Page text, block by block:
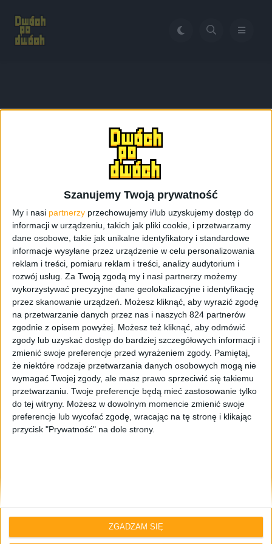
Szanujemy Twoją prywatność
My i nasi partnerzy przechowujemy i/lub uzyskujemy dostęp do
informacji w urządzeniu, takich jak pliki cookie, i przetwarzamy
dane osobowe, takie jak unikalne identyfikatory i standardowe
informacje wysyłane przez urządzenie w celu personalizowania
reklam i treści, pomiaru reklam i treści, analizy audytorium i
rozwój usług. Za Twoją zgodą my i nasi partnerzy możemy
wykorzystywać precyzyjne dane geolokalizacyjne i identyfikację
przez skanowanie urządzeń. Możesz kliknąć, aby wyrazić zgodę
na przetwarzanie danych przez nas i naszych 824 partnerów
zgodnie z opisem powyżej. Możesz też kliknąć, aby odmówić
zgody lub uzyskać dostęp do bardziej szczegółowych informacji i
zmienić swoje preferencje przed wyrażeniem zgody. Pamiętaj,
że niektóre rodzaje przetwarzania danych osobowych mogą nie
wymagać Twojej zgody, ale masz prawo sprzeciwić się takiemu
przetwarzaniu. Twoje preferencje będą mieć zastosowanie tylko
do tej witryny. Możesz w dowolnym momencie zmienić swoje
preferencje lub wycofać zgodę, wracając na tę stronę i klikając
przycisk "Prywatność" na dole strony.
ZGADZAM SIĘ
ST-Ericsson
Targi i wydarzenia
Czterordzeniowy układ NovaThor L8580
3.0 GHz zadebiutuje na MWC 2013